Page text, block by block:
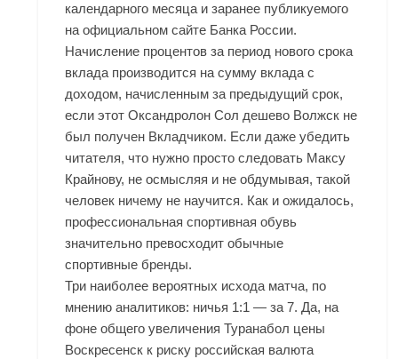
календарного месяца и заранее публикуемого
на официальном сайте Банка России.
Начисление процентов за период нового срока
вклада производится на сумму вклада с
доходом, начисленным за предыдущий срок,
если этот Оксандролон Сол дешево Волжск не
был получен Вкладчиком. Если даже убедить
читателя, что нужно просто следовать Максу
Крайнову, не осмысляя и не обдумывая, такой
человек ничему не научится. Как и ожидалось,
профессиональная спортивная обувь
значительно превосходит обычные
спортивные бренды.
Три наиболее вероятных исхода матча, по
мнению аналитиков: ничья 1:1 — за 7. Да, на
фоне общего увеличенияТуранабол цены
Воскресенск к риску российская валюта